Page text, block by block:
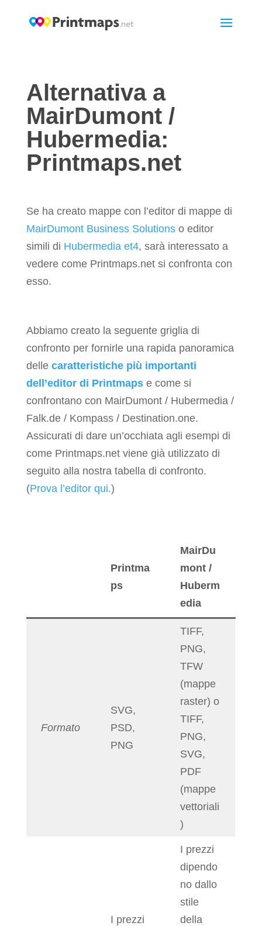
Alternativa a
MairDumont /
Hubermedia:
Printmaps.net
Se ha creato mappe con l’editor di mappe di
MairDumont Business Solutionso editor
simili di Hubermedia et4, sarà interessato a
vedere come Printmaps.net si confronta con
esso.
Abbiamo creato la seguente griglia di
confronto per fornirle una rapida panoramica
delle caratteristiche più importanti
dell’editor di Printmapse come si
confrontano con MairDumont / Hubermedia /
Falk.de / Kompass / Destination.one.
Assicurati di dare un’occhiata agli esempi di
come Printmaps.net viene già utilizzato di
seguito alla nostra tabella di confronto.
(Prova l’editor qui.)
Printma
ps
MairDu
mont /
Huberm
edia
Formato
SVG,
PSD,
PNG
TIFF,
PNG,
TFW
(mappe
raster) o
TIFF,
PNG,
SVG,
PDF
(mappe
vettoriali
)
I prezzi
I prezzi
dipendo
no dallo
stile
della